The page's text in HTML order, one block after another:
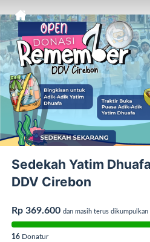
Sedekah Yatim
DDV Cirebon
Rp 369.600 dan masih terus dikumpulkan
16 Donatur